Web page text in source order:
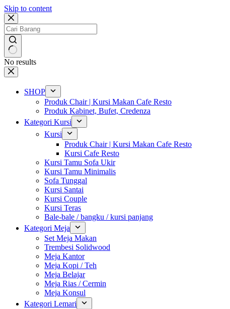
Skip to content
No results
SHOP
Produk Chair | Kursi Makan Cafe Resto
Produk Kabinet, Bufet, Credenza
Kategori Kursi
Kursi
Produk Chair | Kursi Makan Cafe Resto
Kursi Cafe Resto
Kursi Tamu Sofa Ukir
Kursi Tamu Minimalis
Sofa Tunggal
Kursi Santai
Kursi Couple
Kursi Teras
Bale-bale / bangku / kursi panjang
Kategori Meja
Set Meja Makan
Trembesi Solidwood
Meja Kantor
Meja Kopi / Teh
Meja Belajar
Meja Rias / Cermin
Meja Konsul
Kategori Lemari